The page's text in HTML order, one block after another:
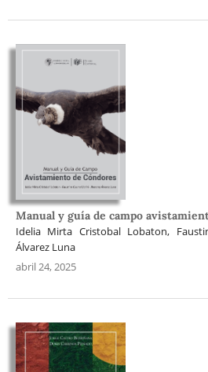
Manual y guía de campo
Idelia Mirta Cristobal Lobaton,
Álvarez Luna
abril 24, 2025